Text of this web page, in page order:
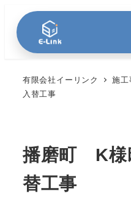
有限会社イーリンク 施工
入替工事
播磨町 K
替工事